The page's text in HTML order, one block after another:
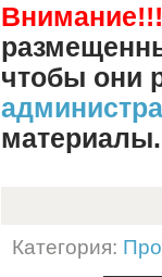
Внимание!!!
чтобы они
материалы.
Категория: